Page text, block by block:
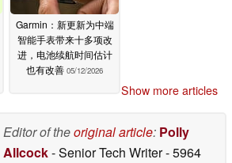
Garmin：新更新为中端
智能手表带来十多项改
进，电池续航时间估计
也有改善 05/12/2026
Show more articles
Editor of theoriginal article: Polly
Allcock- Senior Tech Writer- 5964